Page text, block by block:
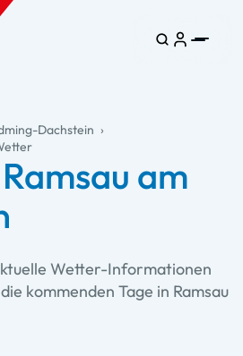
Dachstein
am
Wetter-Informationen
kommenden Tage in Ramsau